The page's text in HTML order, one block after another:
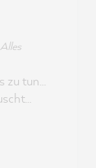
zu tun…